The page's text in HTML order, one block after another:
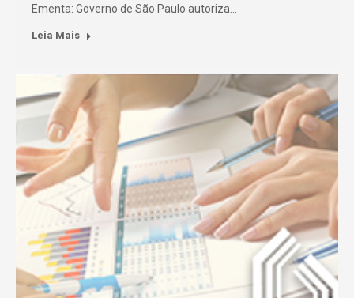
Ementa: Governo de São Paulo autoriza…
Leia Mais